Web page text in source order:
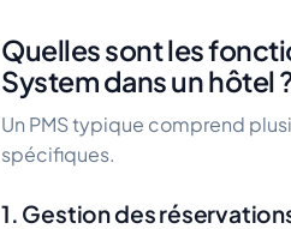
Quelles sont les
System dans un hôtel
Un PMS typique comprend
spécifiques.
1. Gestion des